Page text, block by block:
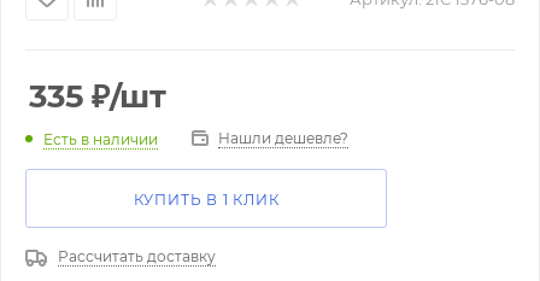
335 ₽/шт
Есть в наличии Нашли дешевле?
КУПИТЬ В 1 КЛИК
Рассчитать доставку